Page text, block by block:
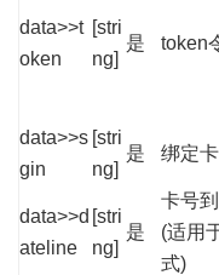
data>>t
oken
[stri
ng]
是 token
data>>s
gin
[stri
ng]
是 绑定
data>>d
ateline
[stri
ng]
是
卡号
(适用
式)